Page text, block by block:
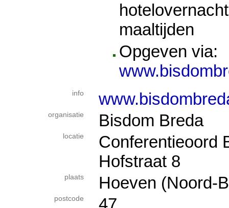
maaltijden
Opgeven via:
info
organisatie Bisdom Breda
locatie
Conferentieoord
Hofstraat 8
plaats Hoeven (Noord-
postcode 47